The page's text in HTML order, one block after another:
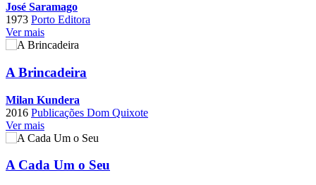
José Saramago
1973 Porto Editora
Ver mais
A Brincadeira
Milan Kundera
2016 Publicações Dom Quixote
Ver mais
A Cada Um o Seu